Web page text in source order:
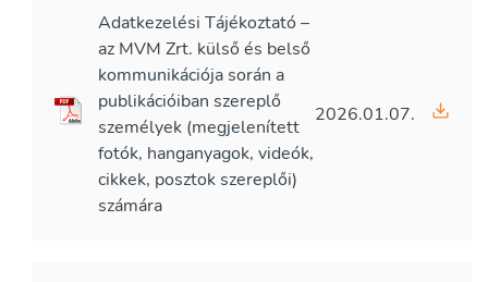
Adatkezelési Tájékoztató –
az MVM Zrt. külső és belső
kommunikációja során a
publikációiban szereplő
személyek (megjelenített
fotók, hanganyagok, videók,
cikkek, posztok szereplői)
számára
2026.01.07.